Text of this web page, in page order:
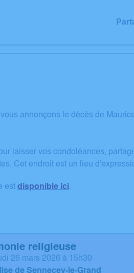
annonçons le décès de
laisser vos condoléances,
Cet endroit est un lieu
est disponible ici.
religieuse
26 mars 2026 à 15h30
de Sennecey-le-Grand